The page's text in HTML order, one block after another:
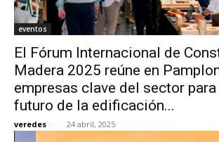
eventos
El Fórum Internacional de
Madera 2025 reúne en
empresas clave del sector
futuro de la edificación...
veredes - 24 abril, 2025